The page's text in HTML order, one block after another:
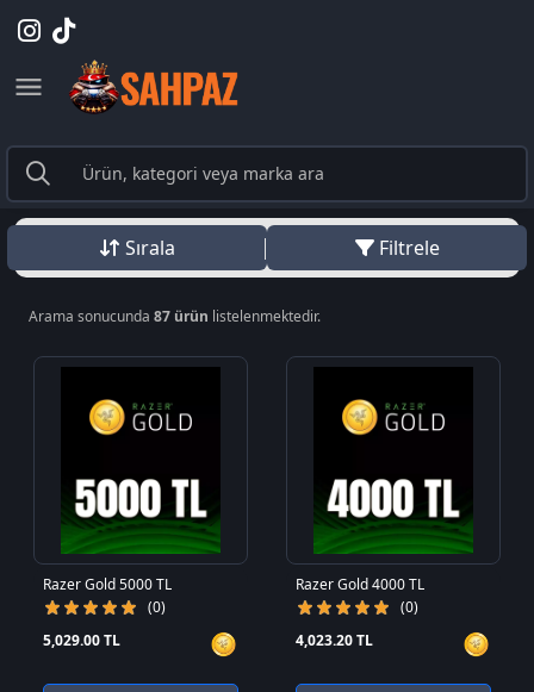
Sırala Filtrele
Arama sonucunda 87 ürün listelenmektedir.
Razer Gold 5000 TL
(0)
5,029.00 TL
Razer Gold 4000 TL
(0)
4,023.20 TL